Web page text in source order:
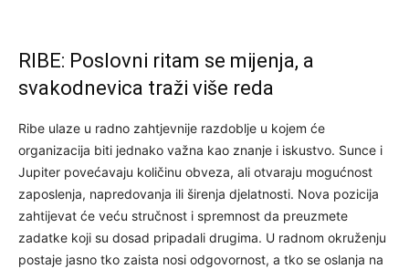
RIBE: Poslovni ritam se mijenja, a
svakodnevica traži više reda
Ribe ulaze u radno zahtjevnije razdoblje u kojem će
organizacija biti jednako važna kao znanje i iskustvo. Sunce i
Jupiter povećavaju količinu obveza, ali otvaraju mogućnost
zaposlenja, napredovanja ili širenja djelatnosti. Nova pozicija
zahtijevat će veću stručnost i spremnost da preuzmete
zadatke koji su dosad pripadali drugima. U radnom okruženju
postaje jasno tko zaista nosi odgovornost, a tko se oslanja na